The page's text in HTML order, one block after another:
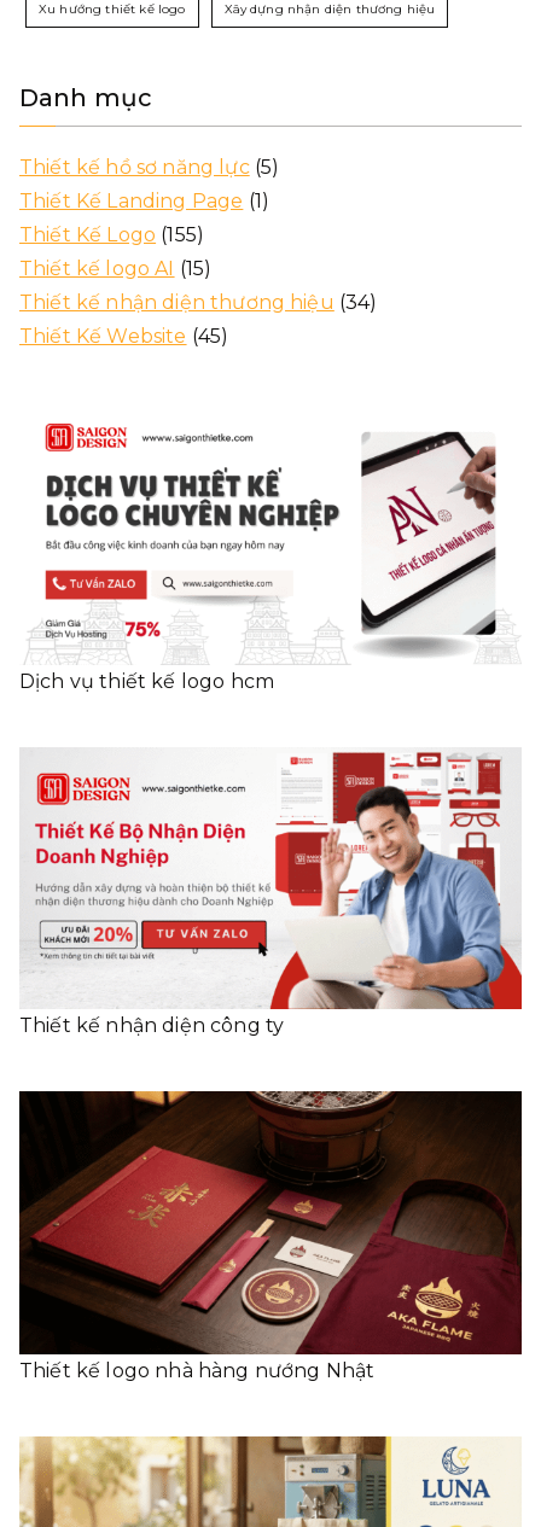
Xu hướng thiết kế logo Xây dựng nhận diện thương hiệu
Danh mục
Thiết kế hồ sơ năng lực(5)
Thiết Kế Landing Page (1)
Thiết Kế Logo (155)
Thiết kế logo AI (15)
Thiết kế nhận diện thương hiệu (34)
Thiết Kế Website (45)
Dịch vụ thiết kế logo hcm
Thiết kế nhận diện công ty
Thiết kế logo nhà hàng nướng Nhật